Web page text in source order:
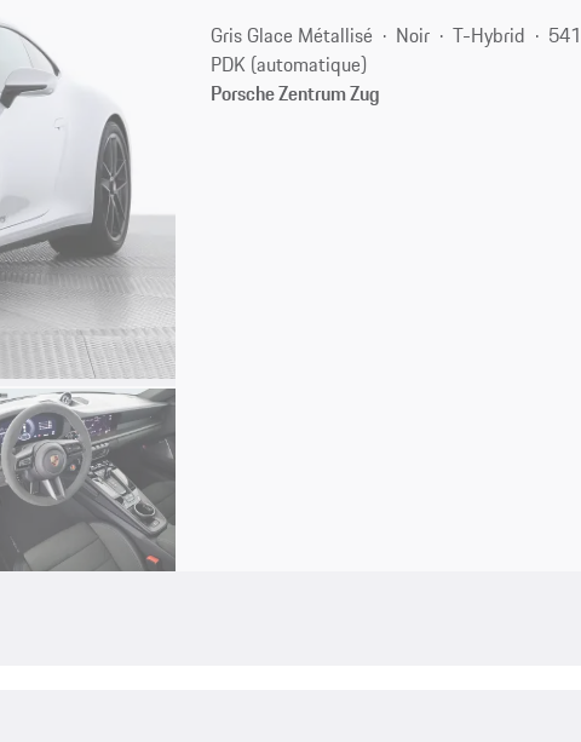
Gris Glace Métallisé Noir T-Hybrid
PDK (automatique)
Porsche Zentrum Zug